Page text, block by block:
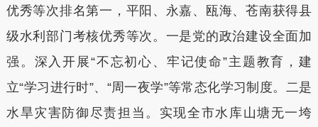
优秀等次排名第一，平阳、永嘉、瓯海、苍南获得县
级水利部门考核优秀等次。一是党的政治建设全面加
强。深入开展“不忘初心、牢记使命”主题教育，建
立“学习进行时”、“周一夜学”等常态化学习制度。二是
水旱灾害防御尽责担当。实现全市水库山塘无一垮